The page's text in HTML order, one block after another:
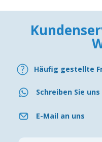
Häufig gestellte
Schreiben Sie uns
E-Mail an uns